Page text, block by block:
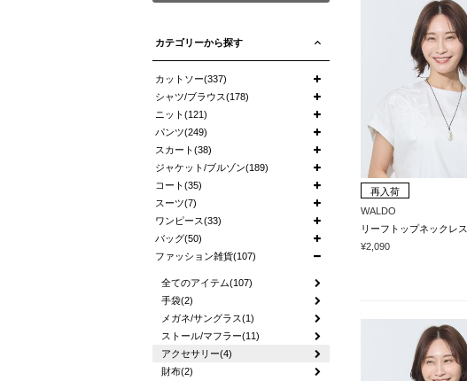
再入荷
WALDO
リーフトップネックレス
¥2,090
カテゴリーから探す
カットソー(337)
シャツ/ブラウス(178)
ニット(121)
パンツ(249)
スカート(38)
ジャケット/ブルゾン(189)
コート(35)
スーツ(7)
ワンピース(33)
バッグ(50)
ファッション雑貨(107)
全てのアイテム(107)
手袋(2)
メガネ/サングラス(1)
ストール/マフラー(11)
アクセサリー(4)
財布(2)